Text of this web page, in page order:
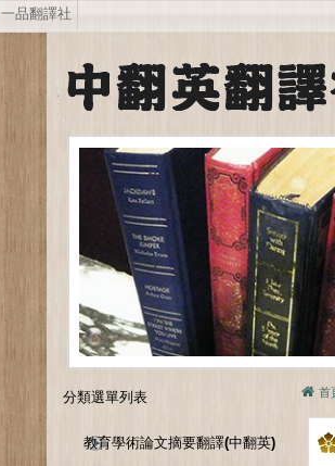
一品翻譯社
分類選單列表
教育學術論文摘要翻譯(中翻英)
首